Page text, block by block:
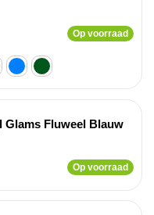
Op voorraad
Fluweel Blauw
Op voorraad